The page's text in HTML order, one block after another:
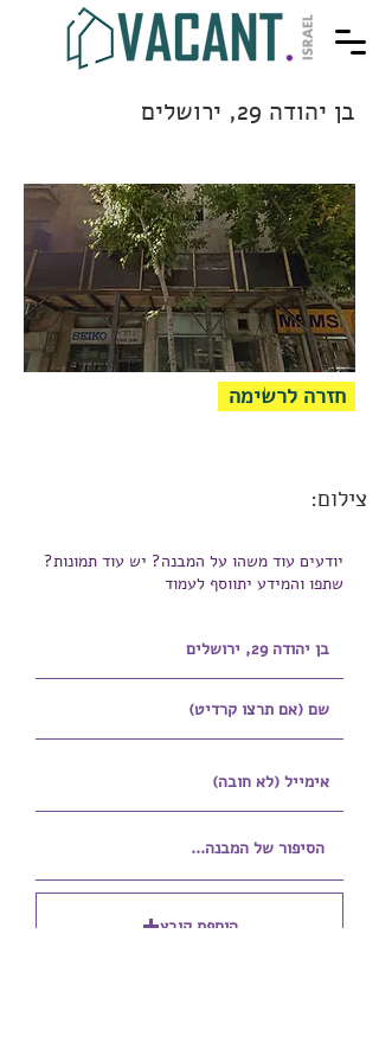
בן יהודה 29, ירושלים
חזרה לרשימה
צילום:
יודעים עוד משהו על המבנה? יש עוד תמונות?
שתפו והמידע יתווסף לעמוד
הוספת קובץ